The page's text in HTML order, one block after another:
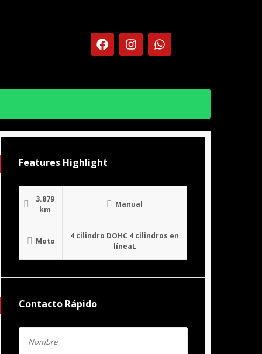
Features Highlight
3.879
km
Manual
Moto
4 cilindro DOHC 4 cilindros en
líneaL
Contacto Rápido